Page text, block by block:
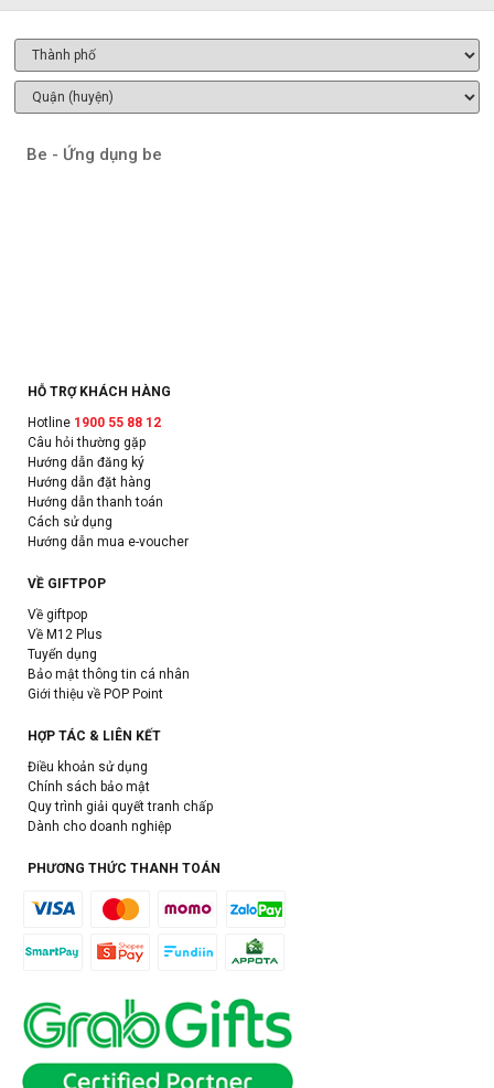
Be - Ứng dụng be
HỖ TRỢ KHÁCH HÀNG
Hotline 1900 55 88 12
Câu hỏi thường gặp
Hướng dẫn đăng ký
Hướng dẫn đặt hàng
Hướng dẫn thanh toán
Cách sử dụng
Hướng dẫn mua e-voucher
VỀ GIFTPOP
Về giftpop
Về M12 Plus
Tuyển dụng
Bảo mật thông tin cá nhân
Giới thiệu về POP Point
HỢP TÁC & LIÊN KẾT
Điều khoản sử dụng
Chính sách bảo mật
Quy trình giải quyết tranh chấp
Dành cho doanh nghiệp
PHƯƠNG THỨC THANH TOÁN